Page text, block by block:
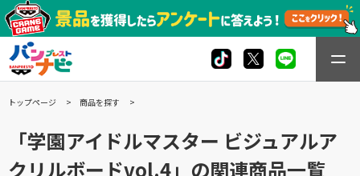
トップページ 商品を探す
「学園アイドルマスター ビジュアルア
クリルボードvol.4」の関連商品一覧